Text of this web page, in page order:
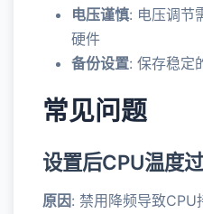
电压谨慎: 电压调节
硬件
备份设置: 保存稳定
常见问题
设置后CPU温度过
原因: 禁用降频导致CPU